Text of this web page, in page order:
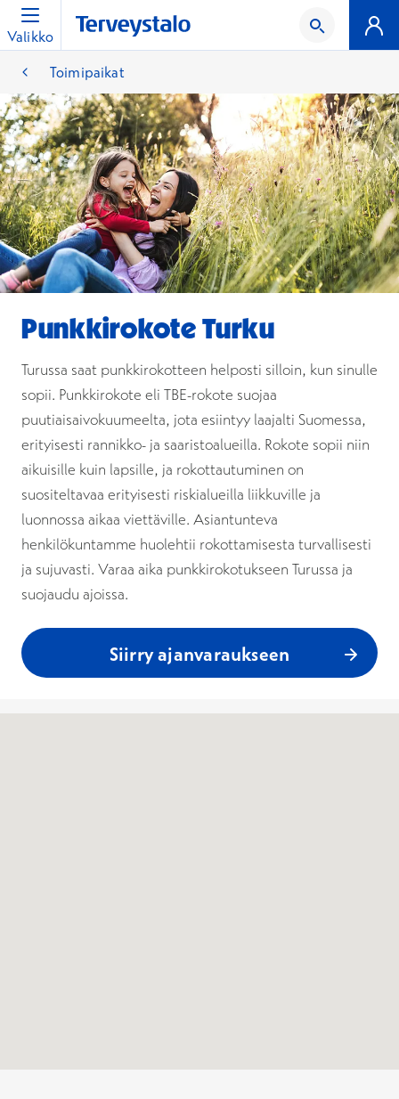
Valikko
Toimipaikat
Punkkirokote Turku
Turussa saat punkkirokotteen helposti silloin, kun sinulle
sopii. Punkkirokote eli TBE-rokote suojaa
puutiaisaivokuumeelta, jota esiintyy laajalti Suomessa,
erityisesti rannikko- ja saaristoalueilla. Rokote sopii niin
aikuisille kuin lapsille, ja rokottautuminen on
suositeltavaa erityisesti riskialueilla liikkuville ja
luonnossa aikaa viettäville. Asiantunteva
henkilökuntamme huolehtii rokottamisesta turvallisesti
ja sujuvasti. Varaa aika punkkirokotukseen Turussa ja
suojaudu ajoissa.
Siirry ajanvaraukseen